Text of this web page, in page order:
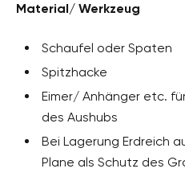
Material/ Werkzeug
Schaufel oder Spaten
Spitzhacke
Eimer/ Anhänger etc.
des Aushubs
Bei Lagerung Erdreich
Plane als Schutz des